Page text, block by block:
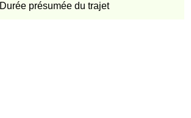
Durée présumée du trajet